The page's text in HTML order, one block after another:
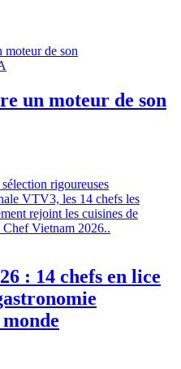
un moteur de son
: 14 chefs en lice